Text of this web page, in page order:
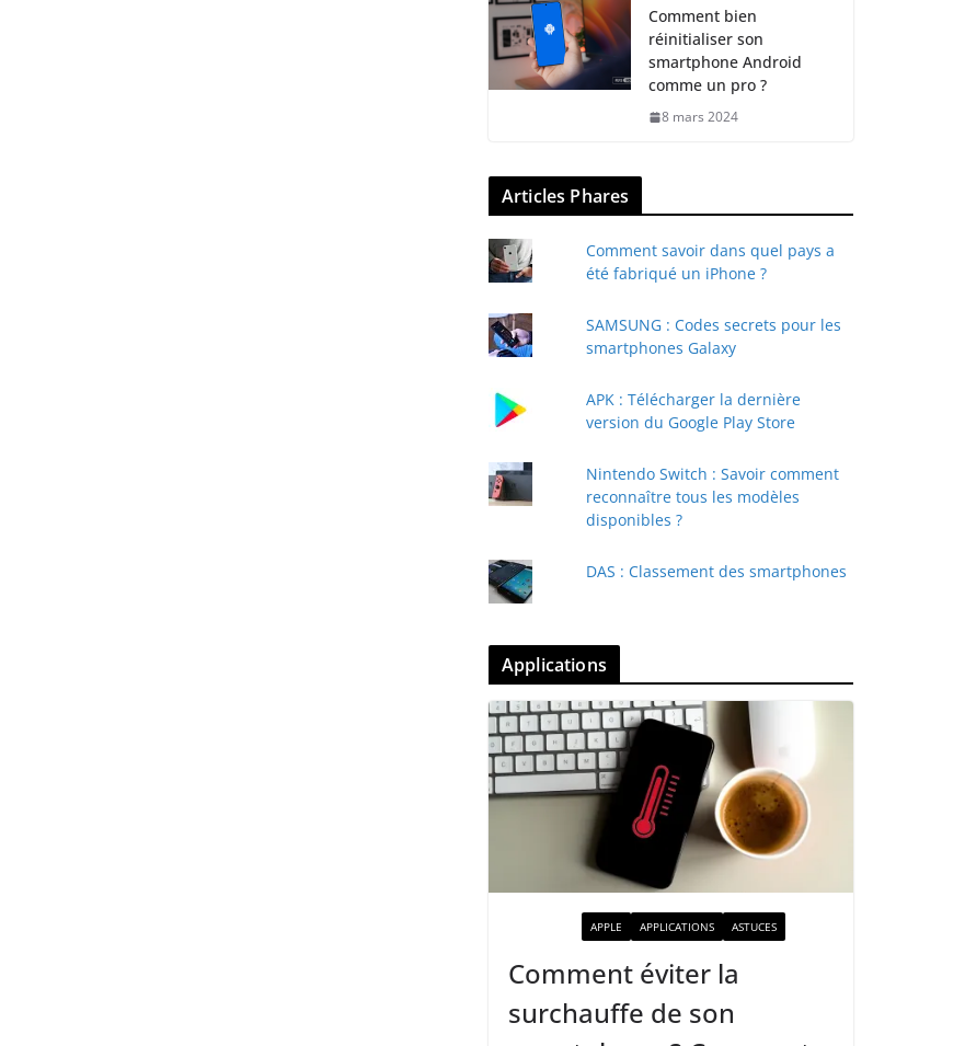
Comment bien
réinitialiser son
smartphone Android
comme un pro ?
8 mars 2024
Articles Phares
Comment savoir dans quel pays a
été fabriqué un iPhone ?
SAMSUNG : Codes secrets pour les
smartphones Galaxy
APK : Télécharger la dernière
version du Google Play Store
Nintendo Switch : Savoir comment
reconnaître tous les modèles
disponibles ?
DAS : Classement des smartphones
Applications
APPLE APPLICATIONS ASTUCES
Comment éviter la
surchauffe de son